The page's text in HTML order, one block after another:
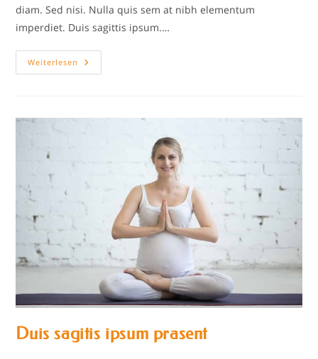
diam. Sed nisi. Nulla quis sem at nibh elementum
imperdiet. Duis sagittis ipsum.…
Weiterlesen Neque
Adipiscing
Duis sagitis ipsum prasent